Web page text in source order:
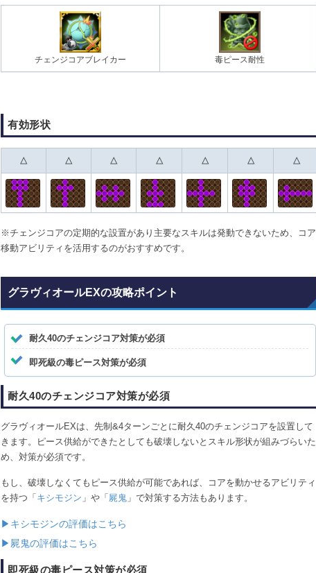
チェンジコアブレイカー 毒ピース耐性
有効形状
△ △ △ △ △ △ △
※チェンジコアの定期的な設置があり主要なスキルは発動できないため、コア
移動アビリティを活用するのがおすすめです。
グラヴィオールEXの攻略ポイント
耐久40のチェンジコア対策が必須
即死級の毒ピース対策が必須
耐久40のチェンジコア対策が必須
グラヴィオールEXは、先制&4ターンごとに耐久40のチェンジコアを設置して
きます。ピース供給ができたとしても破壊しないとスキル形状が組みづらいた
め、対策が必須です。
もし、破壊しなくてもピース供給が可能であれば、コアを動かせるアビリティ
を持つ「 キシモジン 」や「 屍鬼 」で対策する方法もあります。
▶キシモジンの評価はこちら
▶屍鬼の評価はこちら
即死級の毒ピース対策が必須